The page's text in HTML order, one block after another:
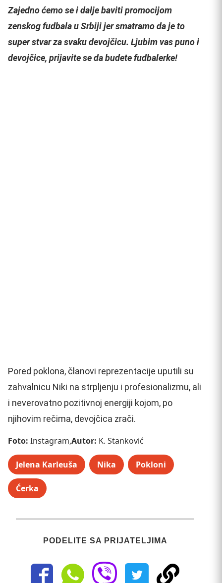
Zajedno ćemo se i dalje baviti promocijom
zenskog fudbala u Srbiji jer smatramo da je to
super stvar za svaku devojčicu. Ljubim vas puno i
devojčice, prijavite se da budete fudbalerke!
Pored poklona, članovi reprezentacije uputili su
zahvalnicu Niki na strpljenju i profesionalizmu, ali
i neverovatno pozitivnoj energiji kojom, po
njihovim rečima, devojčica zrači.
Foto: Instagram,Autor: K. Stanković
Jelena Karleuša Nika Pokloni
Ćerka
PODELITE SA PRIJATELJIMA